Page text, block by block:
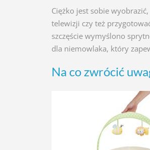
Ciężko jest sobie
telewizji czy też
szczęście wymyślono
dla niemowlaka, który
Na co zwrócić